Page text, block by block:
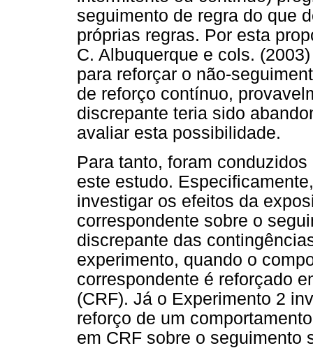
seguimento de regra do que
próprias regras. Por esta
C. Albuquerque e cols.
para reforçar o não-
de reforço contínuo,
discrepante teria sido
avaliar esta possibilidade.
Para tanto, foram
este estudo.
investigar os efeitos da
correspondente sobre o
discrepante das
experimento, quando o
correspondente é reforçado
(CRF). Já o Experimento 2
reforço de um
em CRF sobre o seguimento